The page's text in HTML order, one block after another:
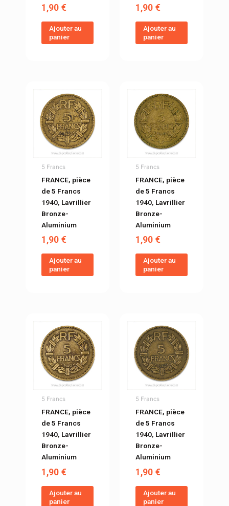
1,90€
Ajouter au
panier
1,90€
Ajouter au
panier
5 Francs
FRANCE, pièce
de 5 Francs
1940, Lavrillier
Bronze-
Aluminium
1,90€
Ajouter au
panier
5 Francs
FRANCE, pièce
de 5 Francs
1940, Lavrillier
Bronze-
Aluminium
1,90€
Ajouter au
panier
5 Francs
FRANCE, pièce
de 5 Francs
1940, Lavrillier
Bronze-
Aluminium
1,90€
Ajouter au
panier
5 Francs
FRANCE, pièce
de 5 Francs
1940, Lavrillier
Bronze-
Aluminium
1,90€
Ajouter au
panier